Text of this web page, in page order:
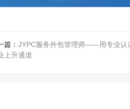
篇： JYPC服务外包管理师——用专业认
上升通道